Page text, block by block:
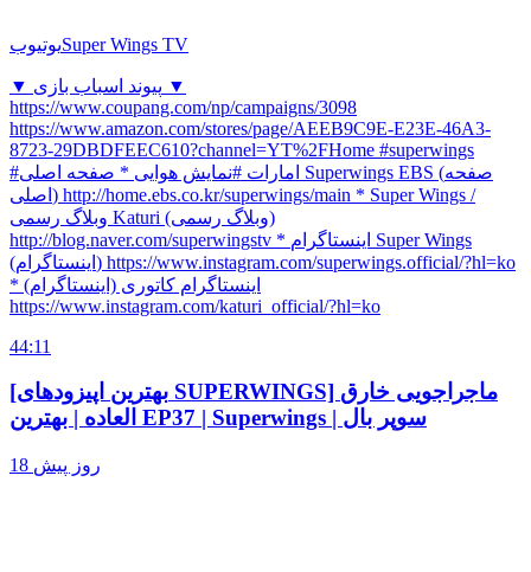
یوتیوبSuper Wings TV
▼ پیوند اسباب بازی ▼
https://www.coupang.com/np/campaigns/3098
https://www.amazon.com/stores/page/AEEB9C9E-E23E-46A3-
8723-29DBDFEEC610?channel=YT%2FHome #superwings
#امارات #نمایش هوایی * صفحه اصلی Superwings EBS (صفحه
اصلی) http://home.ebs.co.kr/superwings/main * Super Wings /
وبلاگ رسمی Katuri (وبلاگ رسمی)
http://blog.naver.com/superwingstv * اینستاگرام Super Wings
(اینستاگرام) https://www.instagram.com/superwings.official/?hl=ko
* اینستاگرام کاتوری (اینستاگرام)
https://www.instagram.com/katuri_official/?hl=ko
44:11
[بهترین اپیزودهای SUPERWINGS] ماجراجویی خارق
العاده | بهترین EP37 | Superwings | سوپر بال
18 روز پیش